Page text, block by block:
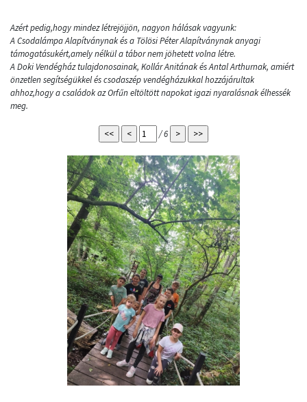
Azért pedig,hogy mindez létrejöjjön, nagyon hálásak vagyunk:
A Csodalámpa Alapítványnak és a Tölösi Péter Alapítványnak anyagi
támogatásukért,amely nélkül a tábor nem jöhetett volna létre.
A Doki Vendégház tulajdonosainak, Kollár Anitának és Antal Arthurnak, amiért
önzetlen segítségükkel és csodaszép vendégházukkal hozzájárultak
ahhoz,hogy a családok az Orfűn eltöltött napokat igazi nyaralásnak élhessék
meg.
/ 6